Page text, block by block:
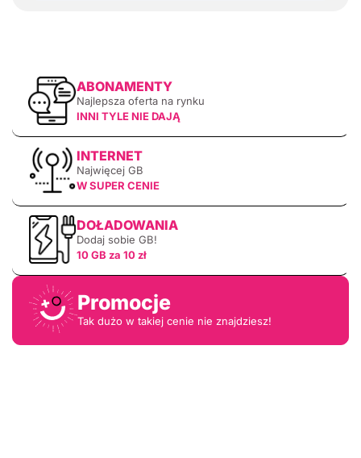
ABONAMENTY
Najlepsza oferta na rynku
INNI TYLE NIE DAJĄ
INTERNET
Najwięcej GB
W SUPER CENIE
DOŁADOWANIA
Dodaj sobie GB!
10 GB za 10 zł
Promocje
Tak dużo w takiej cenie nie znajdziesz!